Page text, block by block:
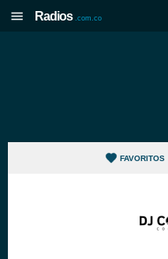
Radios .com.co
FAVORITOS